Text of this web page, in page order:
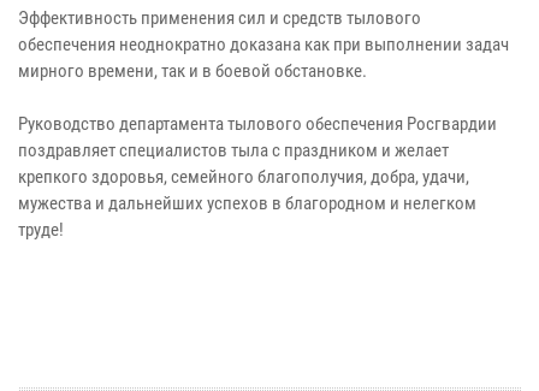
Эффективность применения сил и средств тылового
обеспечения неоднократно доказана как при выполнении задач
мирного времени, так и в боевой обстановке.
Руководство департамента тылового обеспечения Росгвардии
поздравляет специалистов тыла с праздником и желает
крепкого здоровья, семейного благополучия, добра, удачи,
мужества и дальнейших успехов в благородном и нелегком
труде!